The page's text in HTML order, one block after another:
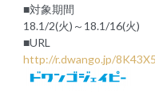
■対象期間
18.1/2(火)～18.1/16(火)
■URL
http://r.dwango.jp/